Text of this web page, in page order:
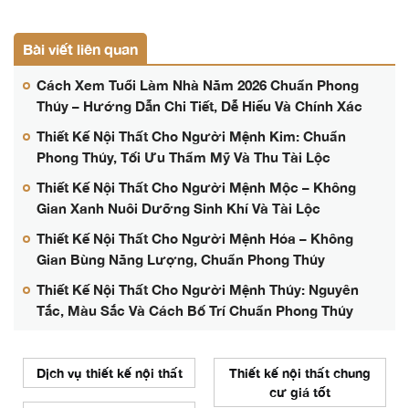
Bài viết liên quan
Cách Xem Tuổi Làm Nhà Năm 2026 Chuẩn Phong
Thủy – Hướng Dẫn Chi Tiết, Dễ Hiểu Và Chính Xác
Thiết Kế Nội Thất Cho Người Mệnh Kim: Chuẩn
Phong Thủy, Tối Ưu Thẩm Mỹ Và Thu Tài Lộc
Thiết Kế Nội Thất Cho Người Mệnh Mộc – Không
Gian Xanh Nuôi Dưỡng Sinh Khí Và Tài Lộc
Thiết Kế Nội Thất Cho Người Mệnh Hỏa – Không
Gian Bùng Năng Lượng, Chuẩn Phong Thủy
Thiết Kế Nội Thất Cho Người Mệnh Thủy: Nguyên
Tắc, Màu Sắc Và Cách Bố Trí Chuẩn Phong Thủy
Dịch vụ thiết kế nội thất
Thiết kế nội thất chung
cư giá tốt